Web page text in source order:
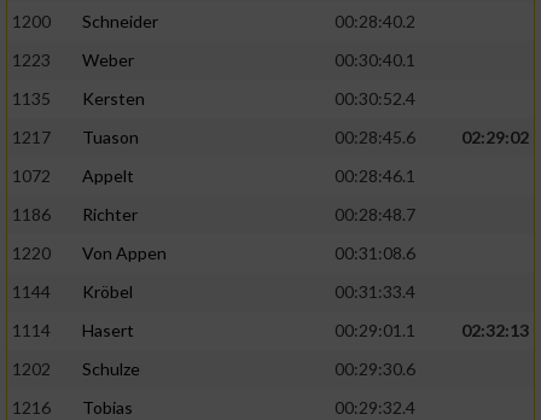
1200
Schneider
00:28:40.2
1223
Weber
00:30:40.1
1135
Kersten
00:30:52.4
1217
Tuason 00:28:45.6
02:29:02
1072
Appelt
00:28:46.1
1186
Richter
00:28:48.7
1220
Von Appen
00:31:08.6
1144
Kröbel
00:31:33.4
1114
Hasert 00:29:01.1
02:32:13
1202
Schulze
00:29:30.6
1216
Tobias
00:29:32.4